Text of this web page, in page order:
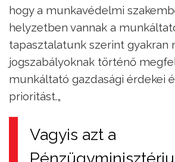
hogy a munkavédelmi
helyzetben vannak a
tapasztalatunk szerint gyakran
jogszabályoknak történő
munkáltató gazdasági érdekei
prioritást.„
Vagyis azt a